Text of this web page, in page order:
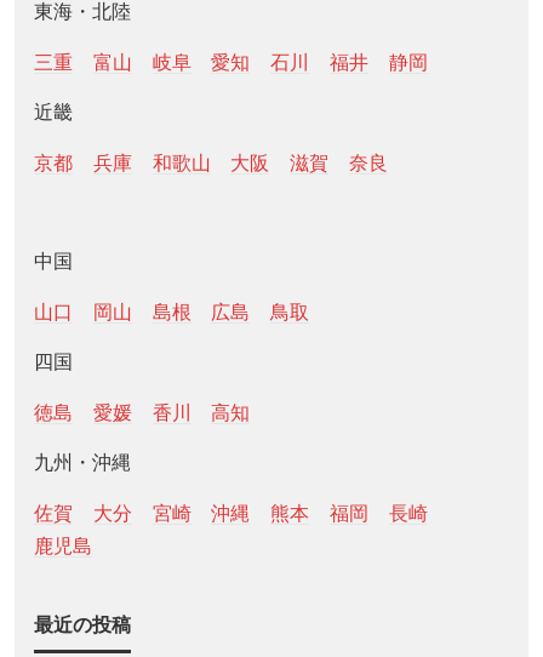
東海・北陸
三重 富山 岐阜 愛知 石川 福井 静岡
近畿
京都 兵庫 和歌山 大阪 滋賀 奈良
中国
山口 岡山 島根 広島 鳥取
四国
徳島 愛媛 香川 高知
九州・沖縄
佐賀 大分 宮崎 沖縄 熊本 福岡
長崎
鹿児島
最近の投稿